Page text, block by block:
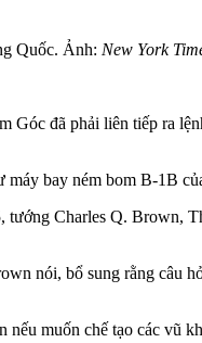
Quốc. Ảnh: New York
đã phải liên tiếp ra
bay ném bom B-1B
Charles Q. Brown,
nói, bổ sung rằng câu
muốn chế tạo các vũ